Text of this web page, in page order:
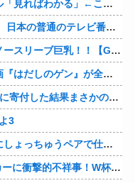
すぎるｗｗｗｗｗｗｗｗｗｗｗｗｗ
SNSの数十年先を行っていたと話題に
ブ巨乳！！【GIF動画あり】
安セール開催！！このチャンスを見逃すな！！
まさかの事態に・・・・・・
3
たり。なんで「今度の出張は一人で行く」って嘘つくのかな
への性的接待発覚！海外騒然！【海外の反応】